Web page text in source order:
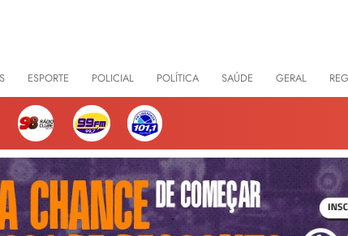
ESPORTE POLICIAL POLÍTICA SAÚDE GERAL